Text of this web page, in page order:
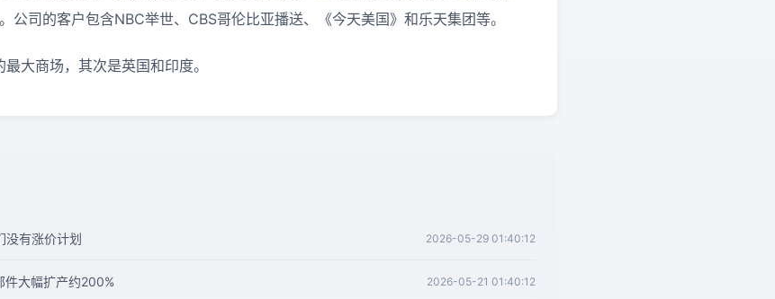
公司的客户包含NBC举世、CBS哥伦比亚播送、《今天美国》和乐天集团等。
大商场，其次是英国和印度。
没有涨价计划 2026-05-29 01:40:12
件大幅扩产约200% 2026-05-21 01:40:12